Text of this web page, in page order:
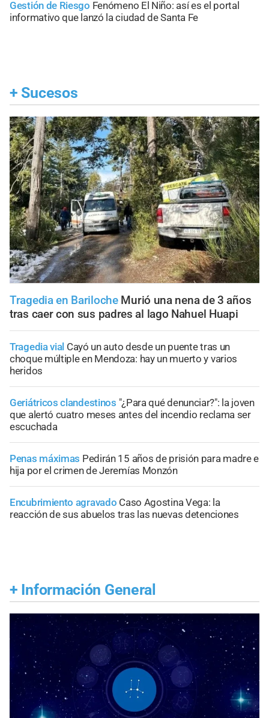
Gestión de Riesgo Fenómeno El Niño: así es el portal
informativo que lanzó la ciudad de Santa Fe
+ Sucesos
Tragedia en Bariloche Murió una nena de 3 años
tras caer con sus padres al lago Nahuel Huapi
Tragedia vial Cayó un auto desde un puente tras un
choque múltiple en Mendoza: hay un muerto y varios
heridos
Geriátricos clandestinos "¿Para qué denunciar?": la joven
que alertó cuatro meses antes del incendio reclama ser
escuchada
Penas máximas Pedirán 15 años de prisión para madre e
hija por el crimen de Jeremías Monzón
Encubrimiento agravado Caso Agostina Vega: la
reacción de sus abuelos tras las nuevas detenciones
+ Información General